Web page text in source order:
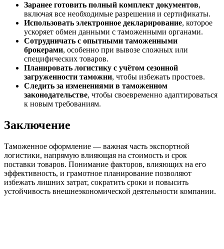
Заранее готовить полный комплект документов,
включая все необходимые разрешения и сертификаты.
Использовать электронное декларирование, которое
ускоряет обмен данными с таможенными органами.
Сотрудничать с опытными таможенными
брокерами, особенно при вывозе сложных или
специфических товаров.
Планировать логистику с учётом сезонной
загруженности таможни, чтобы избежать простоев.
Следить за изменениями в таможенном
законодательстве, чтобы своевременно адаптироваться
к новым требованиям.
Заключение
Таможенное оформление — важная часть экспортной
логистики, напрямую влияющая на стоимость и срок
поставки товаров. Понимание факторов, влияющих на его
эффективность, и грамотное планирование позволяют
избежать лишних затрат, сократить сроки и повысить
устойчивость внешнеэкономической деятельности компании.